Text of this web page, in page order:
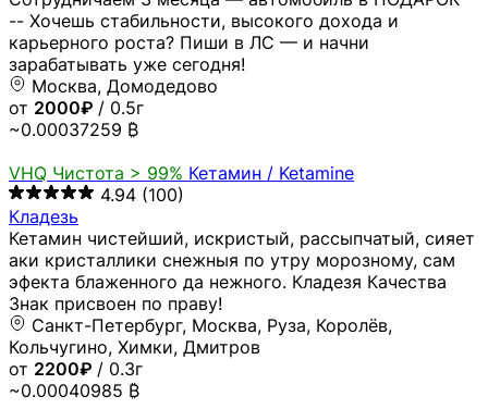
-- Хочешь стабильности, высокого дохода и
карьерного роста? Пиши в ЛС — и начни
зарабатывать уже сегодня!
Москва, Домодедово
от 2000₽ / 0.5г
~0.00037259 ₿
VHQ Чистота > 99% Кетамин / Ketamine
4.94 (100)
Кладезь
Кетамин чистейший, искристый, рассыпчатый, сияет
аки кристаллики снежныя по утру морозному, сам
эфекта блаженного да нежного. Кладезя Качества
Знак присвоен по праву!
Санкт-Петербург, Москва, Руза, Королёв,
Кольчугино, Химки, Дмитров
от 2200₽ / 0.3г
~0.00040985 ₿